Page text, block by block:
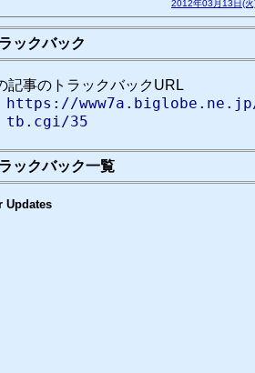
2012年03月13日(
ックバック
記事のトラックバックURL
https://
tb.cgi/35
ラックバック一覧
Updates